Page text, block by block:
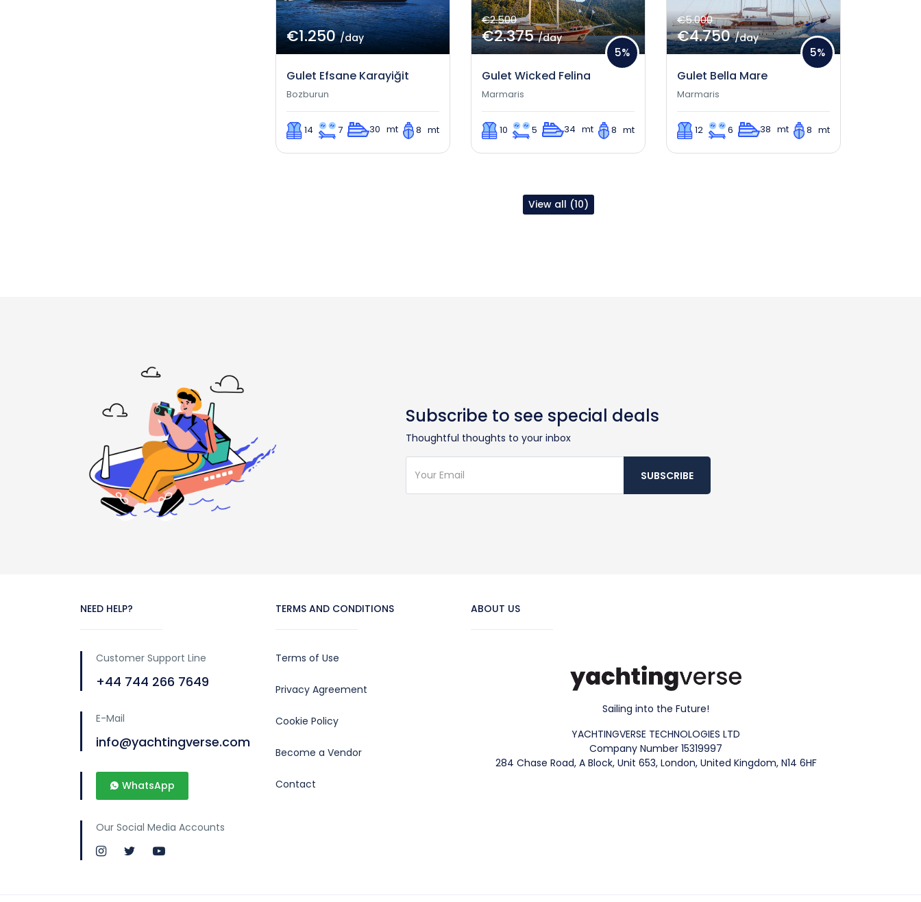
€1.250/day
Gulet Efsane Karayiğit
Bozburun
14 7 30 mt 8 mt
€2.500
€2.375/day
Gulet Wicked Felina
5%
Marmaris
10 5 34 mt 8 mt
€5.000
€4.750/day
Gulet Bella Mare
5%
Marmaris
12 6 38 mt 8 mt
View all (10)
Subscribe to see special deals
Thoughtful thoughts to your inbox
SUBSCRIBE
NEED HELP?
Customer Support Line
+44 744 266 7649
E-Mail
info@yachtingverse.com
WhatsApp
Our Social Media Accounts
TERMS AND CONDITIONS
Terms of Use
Privacy Agreement
Cookie Policy
Become a Vendor
Contact
ABOUT US
Sailing into the Future!
YACHTINGVERSE TECHNOLOGIES LTD
Company Number 15319997
284 Chase Road, A Block, Unit 653, London, United Kingdom, N14 6HF